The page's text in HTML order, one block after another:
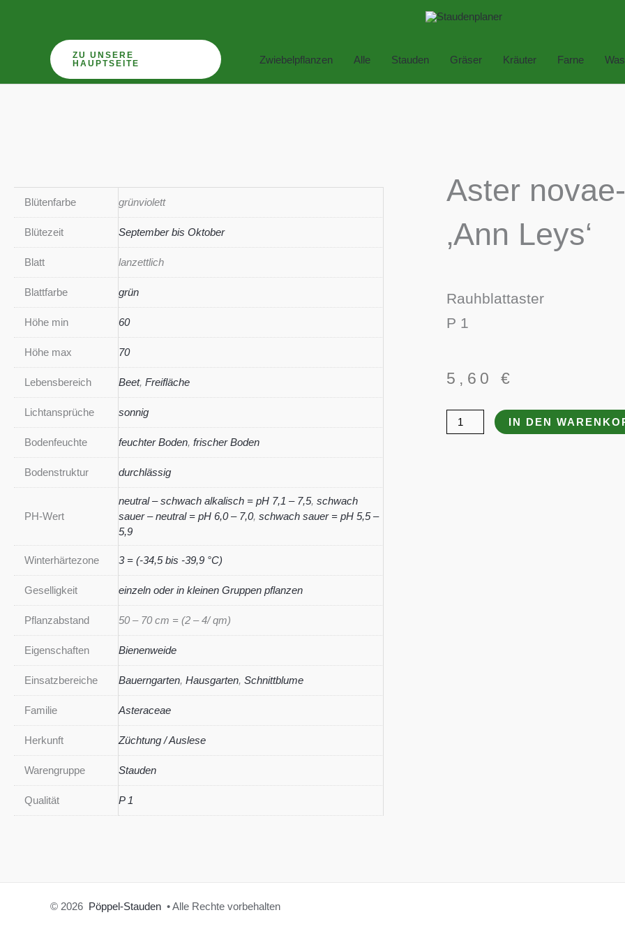
ZU UNSERE
HAUPTSEITE
Zwiebelpflanzen Alle Stauden Gräser Kräuter Farne
Blütenfarbe grünviolett
Blütezeit September bis Oktober
Blatt lanzettlich
Blattfarbe grün
Höhe min 60
Höhe max 70
Lebensbereich Beet, Freifläche
Lichtansprüche sonnig
Bodenfeuchte feuchter Boden, frischer Boden
Bodenstruktur durchlässig
PH-Wert
neutral – schwach alkalisch = pH 7,1 – 7,5, schwach
sauer – neutral = pH 6,0 – 7,0, schwach sauer = pH 5,5 –
5,9
Winterhärtezone 3 = (-34,5 bis -39,9 °C)
Geselligkeit einzeln oder in kleinen Gruppen pflanzen
Pflanzabstand 50 – 70 cm = (2 – 4/ qm)
Eigenschaften Bienenweide
Einsatzbereiche Bauerngarten, Hausgarten, Schnittblume
Familie Asteraceae
Herkunft Züchtung / Auslese
Warengruppe Stauden
Qualität P 1
Aster
‚Ann Leys‘
Rauhblattaster
P 1
5,60 €
Aster
novae-
IN DEN
© 2026 Pöppel-Stauden • Alle Rechte vorbehalten